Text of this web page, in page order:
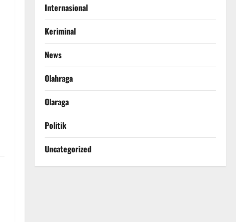
Internasional
Keriminal
News
Olahraga
Olaraga
Politik
Uncategorized